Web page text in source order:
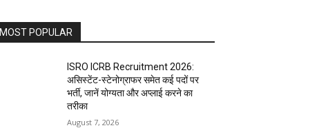
MOST POPULAR
ISRO ICRB Recruitment 2026:
असिस्टेंट-स्टेनोग्राफर समेत कई पदों पर
भर्ती, जानें योग्यता और अप्लाई करने का
तरीका
August 7, 2026